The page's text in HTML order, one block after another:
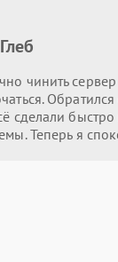
чинить
сделали
Теперь я